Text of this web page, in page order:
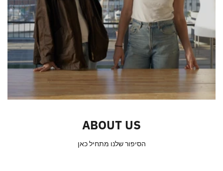
ABOUT US
הסיפור שלנו מתחיל כאן